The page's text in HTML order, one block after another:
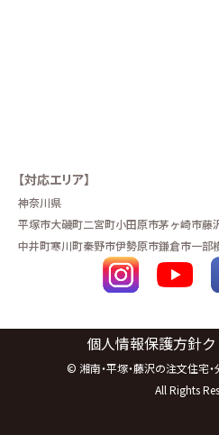
【対応エリア】
神奈川県
平塚市大磯町二宮町小田原市茅ヶ崎市藤
中井町寒川町秦野市伊勢原市鎌倉市一部
個人情報保護方針
© 湘南・平塚・藤沢の注文住宅
All Rights